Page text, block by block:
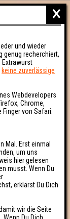
×
und wieder
genug recherchiert,
Extrawurst
keine zuverlässige
Webdevelopers
Chrome,
von Safari.
Mal. Erst einmal
um uns
hier gelesen
musst. Wenn Du
erklärst Du Dich
wir die Seite